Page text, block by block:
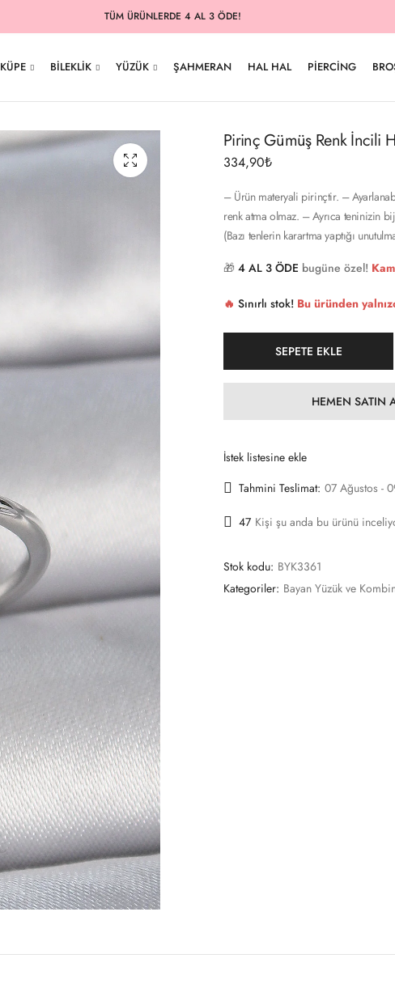
TÜM ÜRÜNLERDE 4 AL 3 ÖDE!
KÜPE BILEKLIK YÜZÜK ŞAHMERAN HAL HAL PIERCING
Pirinç Gümüş Renk İncili
334,90₺
– Ürün materyali pirinçtir. –
renk atma olmaz. – Ayrıca teninizin
(Bazı tenlerin karartma yaptığı
🎁 4 AL 3 ÖDE bugüne özel!
🔥 Sınırlı stok! Bu üründen
SEPETE EKLE
HEMEN SATIN
İstek listesine ekle
Tahmini Teslimat: 07 Ağustos -
47 Kişi şu anda bu ürünü
Stok kodu: BYK3361
Kategoriler: Bayan Yüzük ve